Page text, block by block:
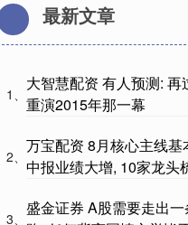
最新文章
1、
大智慧配资 有人预测:
重演2015年那一幕
2、
万宝配资 8月核心主线
中报业绩大增, 10家龙头
3、
盛金证券 A股需要走出